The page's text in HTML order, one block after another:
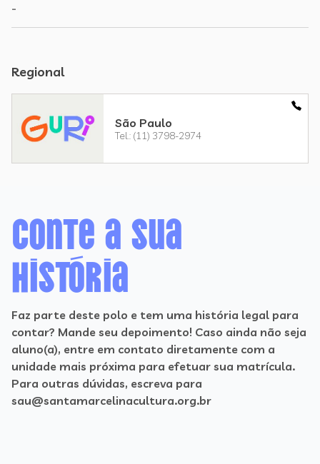
-
Regional
São Paulo
Tel.: (11) 3798-2974
Conte a sua
história
Faz parte deste polo e tem uma história legal para
contar? Mande seu depoimento! Caso ainda não seja
aluno(a), entre em contato diretamente com a
unidade mais próxima para efetuar sua matrícula.
Para outras dúvidas, escreva para
sau@santamarcelinacultura.org.br